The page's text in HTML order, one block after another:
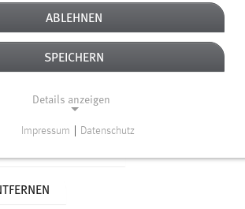
ABLEHNEN
SPEICHERN
Details anzeigen
sind für die einwandfreie Funktion der
Impressum Datenschutz